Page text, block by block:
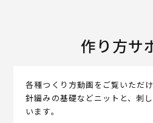
作り方サ
各種つくり方動画をご覧いただ
針編みの基礎などニットと、刺
います。